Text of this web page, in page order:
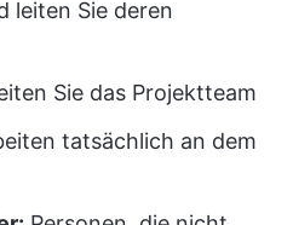
leiten Sie deren
Sie das Projektteam
tatsächlich an dem